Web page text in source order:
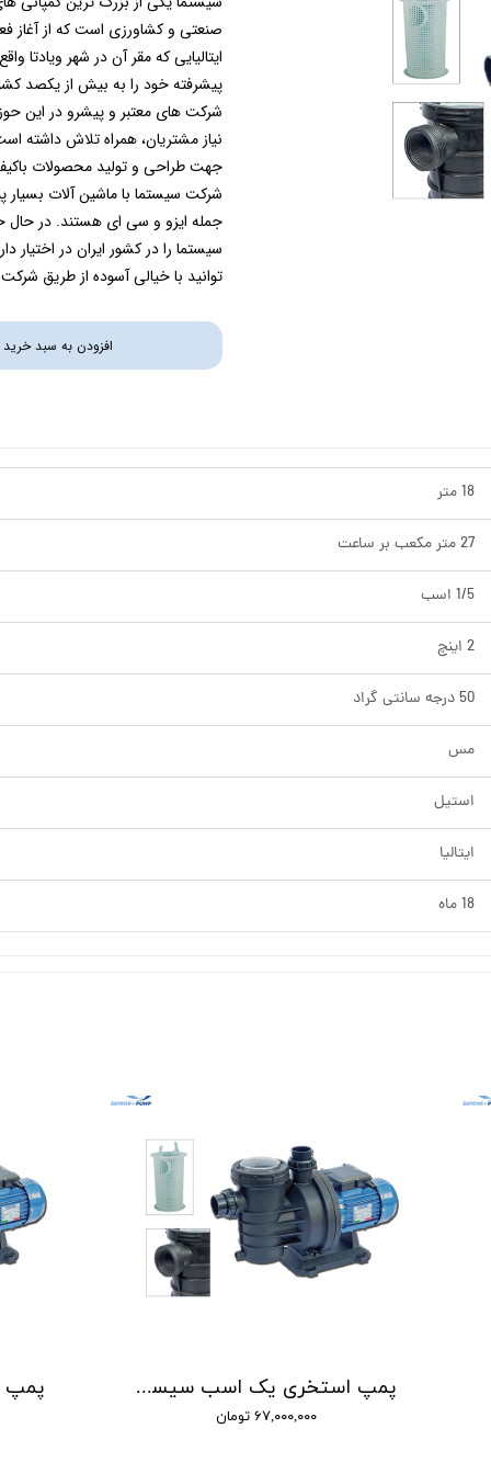
هیتر برقی
جت جکوزی
ضدعفونی نانو
سایدچنل
صنعتی و کشاورزی است که از آغاز
ایتالیایی که مقر آن در شهر
پیشرفته خود را به بیش از یکصد
شرکت های معتبر و پیشرو در این
نیاز مشتریان، همراه تلاش داشته
جهت طراحی و تولید محصولات
شرکت سیستما با ماشین آلات بسیار
جمله ایزو و سی ای هستند. در
سیستما را در کشور ایران در اختیار
توانید با خیالی آسوده از طریق
افزودن به سبد خرید
18 متر
27 متر مکعب بر ساعت
1/5 اسب
2 اینچ
50 درجه سانتی گراد
مس
استیل
ایتالیا
18 ماه
پمپ استخری یک اسب سیستما SISTEMA مدل TSW 1000
۶۷,۰۰۰,۰۰۰ تومان